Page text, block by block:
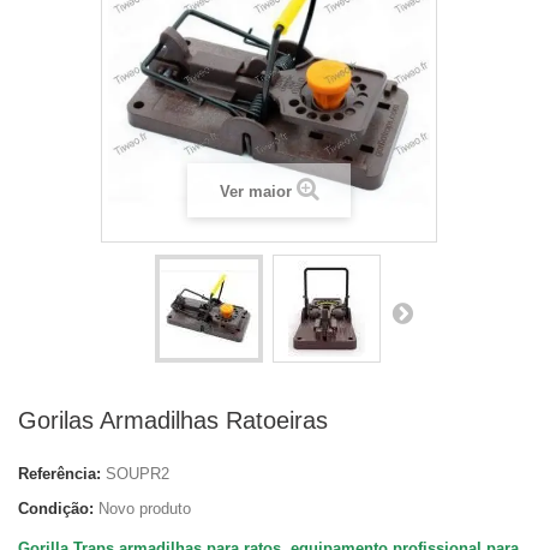
Ver maior
Gorilas Armadilhas Ratoeiras
Referência: SOUPR2
Condição: Novo produto